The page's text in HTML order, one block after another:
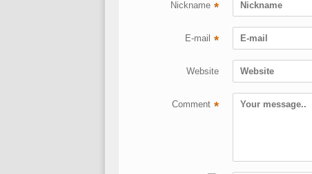
Nickname *
E-mail *
Website
Comment *